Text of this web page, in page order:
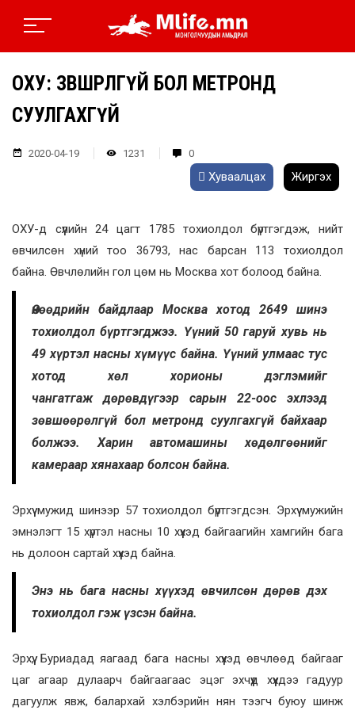
ОХУ: ЗӨВШӨӨРӨЛГҮЙ БОЛ МЕТРОНД
СУУЛГАХГҮЙ
2020-04-19 1231 0
Хуваалцах Жиргэх
ОХУ-д сүүлийн 24 цагт 1785 тохиолдол бүртгэгдэж, нийт
өвчилсөн хүний тоо 36793, нас барсан 113 тохиолдол
байна. Өвчлөлийн гол цөм нь Москва хот болоод байна.
Өнөөдрийн байдлаар Москва хотод 2649 шинэ
тохиолдол бүртгэгджээ. Үүний 50 гаруй хувь нь
49 хүртэл насны хүмүүс байна. Үүний улмаас тус
хотод хөл хорионы дэглэмийг
чангатгаж дөрөвдүгээр сарын 22-оос эхлээд
зөвшөөрөлгүй бол метронд суулгахгүй байхаар
болжээ. Харин автомашины хөдөлгөөнийг
камераар хянахаар болсон байна.
Эрхүү мужид шинээр 57 тохиолдол бүртгэгдсэн. Эрхүү мужийн
эмнэлэгт 15 хүртэл насны 10 хүүхэд байгаагийн хамгийн бага
нь долоон сартай хүүхэд байна.
Энэ нь бага насны хүүхэд өвчилсөн дөрөв дэх
тохиолдол гэж үзсэн байна.
Эрхүү, Буриадад яагаад бага насны хүүхэд өвчлөөд байгааг
цаг агаар дулаарч байгаагаас эцэг эхчүүд хүүхдээ гадуур
дагуулж явж, балархай хэлбэрийн нян тээгч буюу шинж